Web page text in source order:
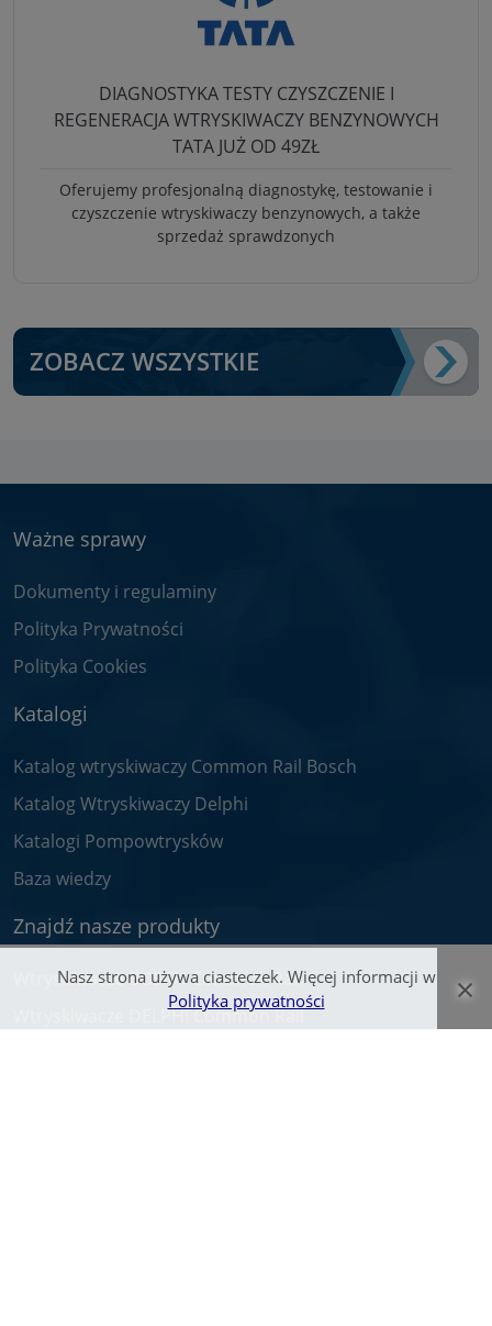
DIAGNOSTYKA TESTY CZYSZCZENIE I
REGENERACJA WTRYSKIWACZY BENZYNOWYCH
TATA JUŻ OD 49ZŁ
Oferujemy profesjonalną diagnostykę, testowanie i
czyszczenie wtryskiwaczy benzynowych, a także
sprzedaż sprawdzonych
ZOBACZ WSZYSTKIE
Nasz strona używa ciasteczek. Więcej informacji w
Polityka prywatności
×
Ważne sprawy
Dokumenty i regulaminy
Polityka Prywatności
Polityka Cookies
Katalogi
Katalog wtryskiwaczy Common Rail Bosch
Katalog Wtryskiwaczy Delphi
Katalogi Pompowtrysków
Baza wiedzy
Znajdź nasze produkty
Wtryskiwacze BOSCH Common Rail
Wtryskiwacze DELPHI Common Rail